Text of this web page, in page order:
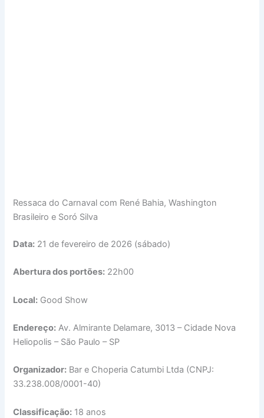
Ressaca do Carnaval com René Bahia, Washington
Brasileiro e Soró Silva
Data: 21 de fevereiro de 2026 (sábado)
Abertura dos portões: 22h00
Local: Good Show
Endereço: Av. Almirante Delamare, 3013 – Cidade Nova
Heliopolis – São Paulo – SP
Organizador: Bar e Choperia Catumbi Ltda (CNPJ:
33.238.008/0001-40)
Classificação: 18 anos